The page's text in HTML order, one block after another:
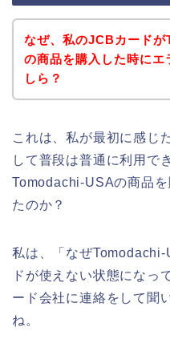
なぜ、私のJCBカード
の商品を購入した時にエ
しら？
これは、私が最初に感じ
して普段は普通に利用で
Tomodachi-USAの商品
たのか？
私は、「なぜ
ドが使えない状態になっ
ード会社に連絡をして聞
ね。